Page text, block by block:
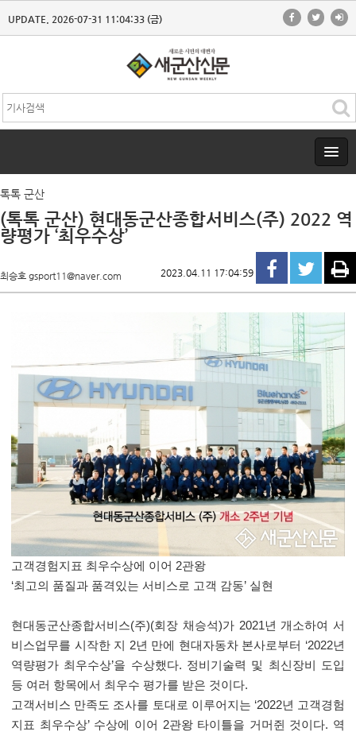
UPDATE. 2026-07-31 11:04:33 (금)
톡톡 군산
(톡톡 군산) 현대동군산종합서비스(주) 2022 역
량평가 ‘최우수상’
최승호 gsport11@naver.com 2023.04.11 17:04:59
고객경험지표 최우수상에 이어 2관왕
‘최고의 품질과 품격있는 서비스로 고객 감동’ 실현
현대동군산종합서비스(주)(회장 채승석)가 2021년 개소하여 서
비스업무를 시작한 지 2년 만에 현대자동차 본사로부터 ‘2022년
역량평가 최우수상’을 수상했다. 정비기술력 및 최신장비 도입
등 여러 항목에서 최우수 평가를 받은 것이다.
고객서비스 만족도 조사를 토대로 이루어지는 ‘2022년 고객경험
지표 최우수상’ 수상에 이어 2관왕 타이틀을 거머쥔 것이다. 역